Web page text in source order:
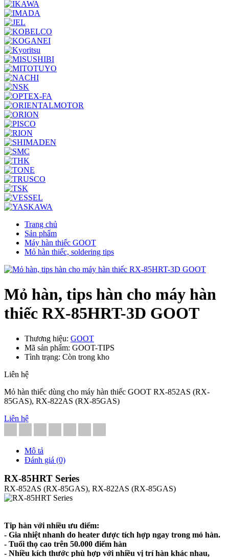
Trang chủ
Sản phẩm
Máy hàn thiếc GOOT
Mỏ hàn thiếc, soldering tips
Mỏ hàn, tips hàn cho máy hàn
thiếc RX-85HRT-3D GOOT
Thương hiệu: GOOT
Mã sản phẩm: GOOT-TIPS
Tình trạng: Còn trong kho
Liên hệ
Mỏ hàn thiếc dùng cho máy hàn thiếc GOOT RX-852AS (RX-
85GAS), RX-822AS (RX-85GAS)
Liên hệ
Mô tả
Đánh giá (0)
RX-85HRT Series
RX-852AS (RX-85GAS), RX-822AS (RX-85GAS)
Tip hàn với nhiều ưu điểm:
- Gia nhiệt nhanh do heater được tích hợp ngay trong mỏ hàn.
- Tuổi thọ cao trên 50.000 điểm hàn
- Nhiều kích thước phù hợp với nhiều vị trí hàn khác nhau,